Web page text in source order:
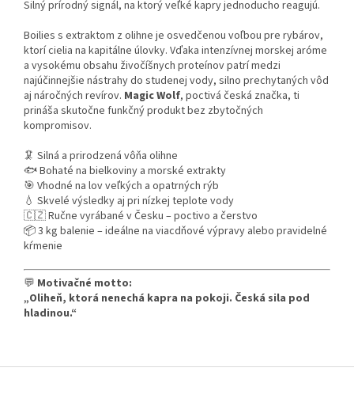
Silný prírodný signál, na ktorý veľké kapry jednoducho reagujú.
Boilies s extraktom z olihne je osvedčenou voľbou pre rybárov,
ktorí cielia na kapitálne úlovky. Vďaka intenzívnej morskej aróme
a vysokému obsahu živočíšnych proteínov patrí medzi
najúčinnejšie nástrahy do studenej vody, silno prechytaných vôd
aj náročných revírov. Magic Wolf, poctivá česká značka, ti
prináša skutočne funkčný produkt bez zbytočných
kompromisov.
🦑 Silná a prirodzená vôňa olihne
🐟 Bohaté na bielkoviny a morské extrakty
🎯 Vhodné na lov veľkých a opatrných rýb
💧 Skvelé výsledky aj pri nízkej teplote vody
🇨🇿 Ručne vyrábané v Česku – poctivo a čerstvo
📦 3 kg balenie – ideálne na viacdňové výpravy alebo pravidelné
kŕmenie
💬 Motivačné motto:
„Oliheň, ktorá nenechá kapra na pokoji. Česká sila pod
hladinou.“